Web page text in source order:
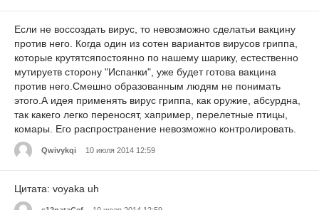
Если не воссоздать вирус, то невозможно сделатьи вакцину
против него. Когда один из сотен вариантов вирусов гриппа,
которые крутятсяпостоянно по нашему шарику, естественно
мутируетв сторону "Испанки", уже будет готова вакцина
против него.Смешно образованным людям не понимать
этого.А идея применять вирус гриппа, как оружие, абсурдна,
так какего легко переносят, хапример, перелетные птицы,
комары. Его распространение невозможно контролировать.
Qwivykqi 10 июля 2014 12:59
Цитата: voyaka uh